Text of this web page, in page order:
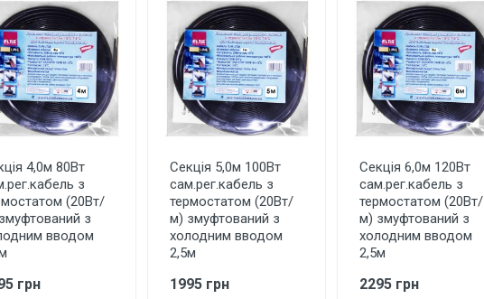
4,0м 80Вт
з
(20Вт/
з
вводом
грн
Секція 5,0м 100Вт
сам.рег.кабель з
термостатом (20Вт/
м) змуфтований з
холодним вводом
2,5м
1995 грн
Секція 6,0м 120Вт
сам.рег.кабель з
термостатом (20Вт/
м) змуфтований з
холодним вводом
2,5м
2295 грн